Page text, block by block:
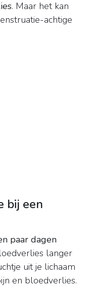
. Maar het kan
achtige
bij een
paar dagen
langer
uit je lichaam
en bloedverlies.